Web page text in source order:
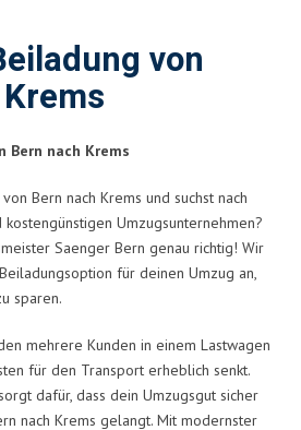
von
Bern nach Krems
Bern nach Krems und suchst nach
Umzugsunternehmen?
Saenger Bern genau richtig! Wir
für deinen Umzug an,
sparen.
mehrere Kunden in einem Lastwagen
für den Transport erheblich senkt.
dafür, dass dein Umzugsgut sicher
nach Krems gelangt. Mit modernster